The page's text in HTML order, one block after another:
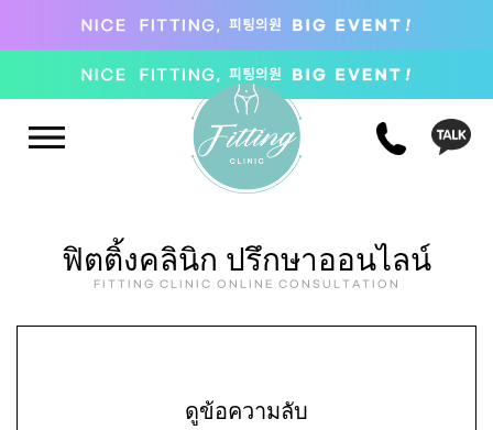
ฟิตติ้งคลินิก ปรึกษาออนไลน์
FITTING CLINIC ONLINE CONSULTATION
ดูข้อความลับ